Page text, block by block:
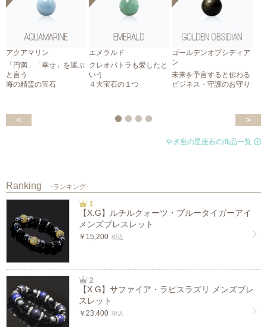
アクアマリン
「円満」「幸せ」を運ぶ
と言う
海の精霊の宝石
エメラルド
クレオパトラも愛したと
いう
４大宝石の１つ
ゴールデンオブシディア
ン
未来を予言すると伝わる
ビジネス・守護のお守り
< >
やぎ座の星座石の商品一覧
Ranking -ランキング-
【X.G】ルチルクォーツ・ブルータイガーアイ
メンズブレスレット
￥15,200 税込
【X.G】サファイア・ラピスラズリ メンズブレ
スレット
￥23,400 税込